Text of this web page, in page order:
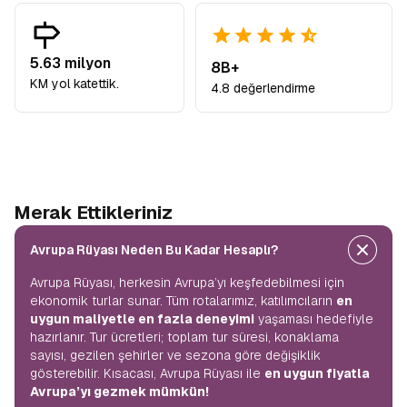
5.63 milyon
KM yol katettik.
8B+
4.8 değerlendirme
Merak Ettikleriniz
Avrupa Rüyası Neden Bu Kadar Hesaplı?
Avrupa Rüyası, herkesin Avrupa’yı keşfedebilmesi için
ekonomik turlar sunar. Tüm rotalarımız, katılımcıların en
uygun maliyetle en fazla deneyimi yaşaması hedefiyle
hazırlanır. Tur ücretleri; toplam tur süresi, konaklama
sayısı, gezilen şehirler ve sezona göre değişiklik
gösterebilir. Kısacası, Avrupa Rüyası ile en uygun fiyatla
Avrupa’yı gezmek mümkün!